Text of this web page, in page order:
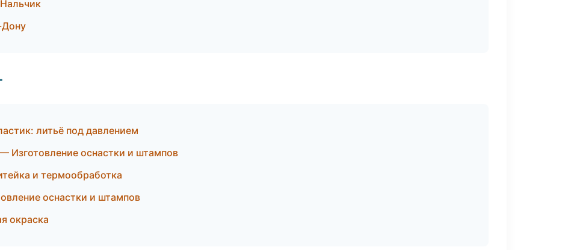
литьё под давлением
оснастки и штампов
и термообработка
оснастки и штампов
окраска